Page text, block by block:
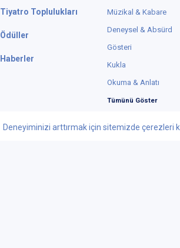
Deneyiminizi arttırmak için sitemizde çerezleri
Tiyatro Toplulukları
Ödüller
Haberler
Müzikal & Kabare
Deneysel & Absürd
Gösteri
Kukla
Okuma & Anlatı
Tümünü Göster